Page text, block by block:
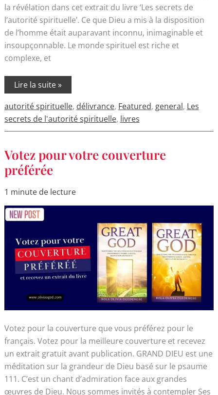
la révélation dans cet extrait du livre ‘Les secrets de
l’autorité spirituelle’. Ce que Dieu a mis à la disposition
de l’homme était auparavant inconnu, inimaginable et
insoupçonnable. Le monde spirituel est riche et
complexe, et
Lire la suite »
autorité spirituelle, délivrance, Featured, general, Les
secrets de l'autorité spirituelle, livres
Votez pour votre couverture
préférée
1 minute de lecture
Votez pour la couverture que vous préférez pour le
français. Votez pour la meilleure couverture et recevez
un extrait gratuit avant publication. GRAND DIEU est une
méditation sur la grandeur de Dieu basé sur le psaume
111. C’est un chant d’admiration face aux grandes
œuvres de Dieu. Nous sommes invités à contempler Ses
Votez
pour
votre
couverture